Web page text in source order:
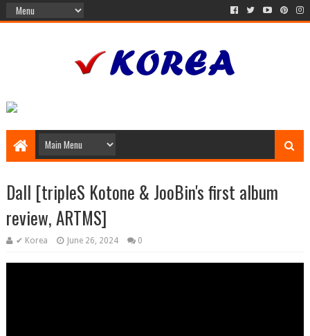
Dall [tripleS Kotone & JooBin's first album
review, ARTMS]
✔ Korea June 26, 2024 0